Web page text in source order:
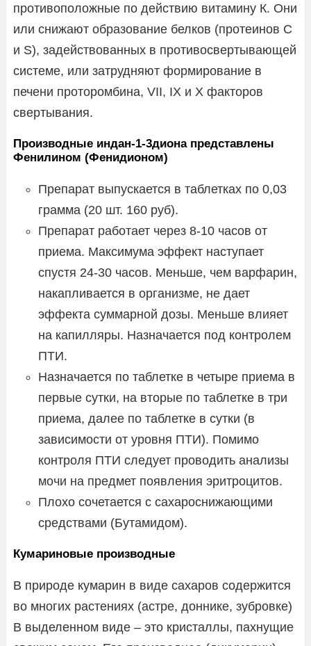
противоположные по действию витамину К. Они
или снижают образование белков (протеинов С
и S), задействованных в противосвертывающей
системе, или затрудняют формирование в
печени проторомбина, VII, IX и X факторов
свертывания.
Производные индан-1-3диона представлены
Фенилином (Фенидионом)
Препарат выпускается в таблетках по 0,03
грамма (20 шт. 160 руб).
Препарат работает через 8-10 часов от
приема. Максимума эффект наступает
спустя 24-30 часов. Меньше, чем варфарин,
накапливается в организме, не дает
эффекта суммарной дозы. Меньше влияет
на капилляры. Назначается под контролем
ПТИ.
Назначается по таблетке в четыре приема в
первые сутки, на вторые по таблетке в три
приема, далее по таблетке в сутки (в
зависимости от уровня ПТИ). Помимо
контроля ПТИ следует проводить анализы
мочи на предмет появления эритроцитов.
Плохо сочетается с сахароснижающими
средствами (Бутамидом).
Кумариновые производные
В природе кумарин в виде сахаров содержится
во многих растениях (астре, доннике, зубровке)
В выделенном виде – это кристаллы, пахнущие